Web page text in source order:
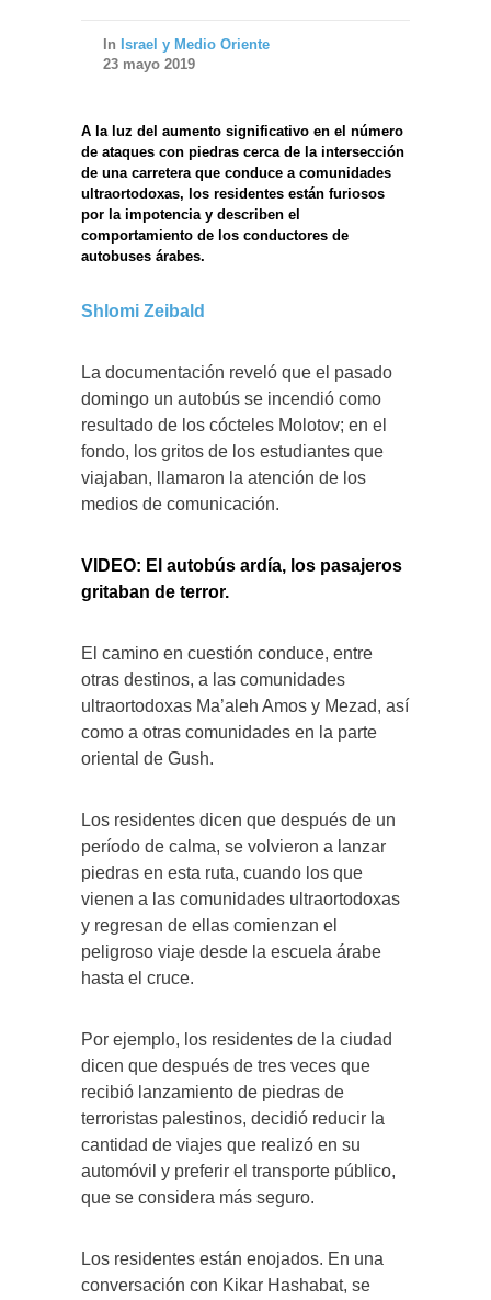
In Israel y Medio Oriente
23 mayo 2019
A la luz del aumento significativo en el número
de ataques con piedras cerca de la intersección
de una carretera que conduce a comunidades
ultraortodoxas, los residentes están furiosos
por la impotencia y describen el
comportamiento de los conductores de
autobuses árabes.
Shlomi Zeibald
La documentación reveló que el pasado
domingo un autobús se incendió como
resultado de los cócteles Molotov; en el
fondo, los gritos de los estudiantes que
viajaban, llamaron la atención de los
medios de comunicación.
VIDEO: El autobús ardía, los pasajeros
gritaban de terror.
El camino en cuestión conduce, entre
otras destinos, a las comunidades
ultraortodoxas Ma’aleh Amos y Mezad, así
como a otras comunidades en la parte
oriental de Gush.
Los residentes dicen que después de un
período de calma, se volvieron a lanzar
piedras en esta ruta, cuando los que
vienen a las comunidades ultraortodoxas
y regresan de ellas comienzan el
peligroso viaje desde la escuela árabe
hasta el cruce.
Por ejemplo, los residentes de la ciudad
dicen que después de tres veces que
recibió lanzamiento de piedras de
terroristas palestinos, decidió reducir la
cantidad de viajes que realizó en su
automóvil y preferir el transporte público,
que se considera más seguro.
Los residentes están enojados. En una
conversación con Kikar Hashabat, se